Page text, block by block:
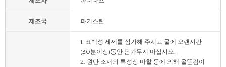
제조국 파키스탄
1. 표백성 세제를 삼가해 주시고 물에 오랜시간
(30분이상)동안 담가두지 마십시오.
2. 원단 소재의 특성상 마찰 등에 의해 올뜯김이